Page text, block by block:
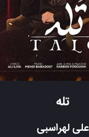
تله
علی لهراسبی